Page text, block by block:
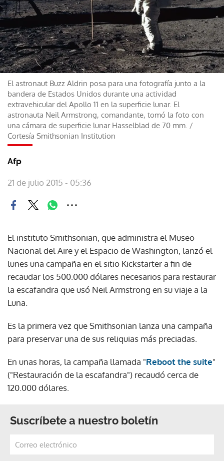
El astronaut Buzz Aldrin posa para una fotografía junto a la
bandera de Estados Unidos durante una actividad
extravehicular del Apollo 11 en la superficie lunar. El
astronauta Neil Armstrong, comandante, tomó la foto con
una cámara de superficie lunar Hasselblad de 70 mm. /
Cortesía Smithsonian Institution
Afp
21 de julio 2015 - 05:36
El instituto Smithsonian, que administra el Museo
Nacional del Aire y el Espacio de Washington, lanzó el
lunes una campaña en el sitio Kickstarter a fin de
recaudar los 500.000 dólares necesarios para restaurar
la escafandra que usó Neil Armstrong en su viaje a la
Luna.
Es la primera vez que Smithsonian lanza una campaña
para preservar una de sus reliquias más preciadas.
En unas horas, la campaña llamada "Reboot the suite"
("Restauración de la escafandra") recaudó cerca de
120.000 dólares.
Suscríbete a nuestro boletín